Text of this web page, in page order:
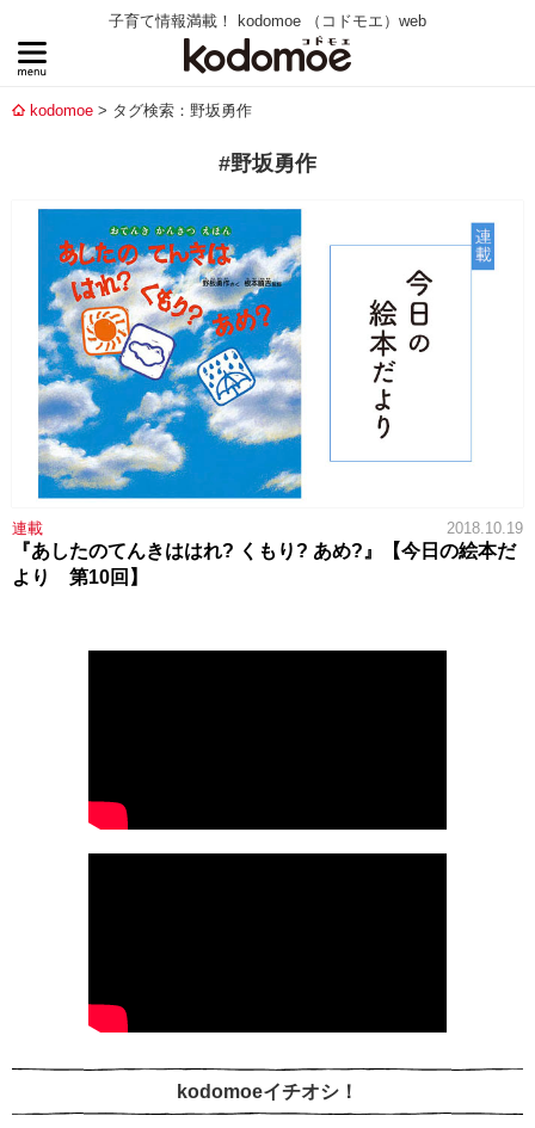
子育て情報満載！ kodomoe （コドモエ）web
kodomoe タグ検索：野坂勇作
#野坂勇作
連載 2018.10.19
『あしたのてんきははれ? くもり? あめ?』【今日の絵本だ
より 第10回】
kodomoeイチオシ！